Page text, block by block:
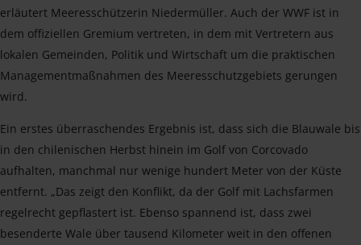
erläutert Meeresschützerin Niedermüller. Auch der WWF ist in
dem offiziellen Gremium vertreten, in dem mit Vertretern aus
lokalen Gemeinden, Politik und Wirtschaft um die praktischen
Managementmaßnahmen des Meeresschutzgebiets gerungen
wird.
Ein erstes überraschendes Ergebnis ist, dass sich die Blauwale bis
in den chilenischen Herbst hinein im Golf von Corcovado
aufhalten, manchmal nur wenige hundert Meter von der Küste
entfernt. „Das zeigt den Konflikt, da der Golf mit Lachsfarmen
regelrecht gepflastert ist. Ebenso spannend ist, dass zwei
besenderte Wale über tausend Kilometer weit in den offenen